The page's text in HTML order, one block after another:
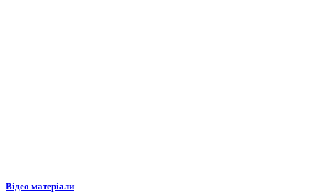
Відео матеріали